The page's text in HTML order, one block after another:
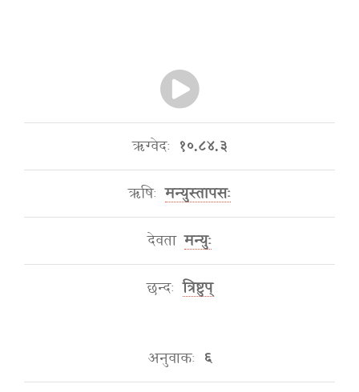
ऋग्वेदः १०.८४.३
ऋषिः मन्युस्तापसः
देवता मन्युः
छन्दः त्रिष्टुप्
अनुवाकः ६